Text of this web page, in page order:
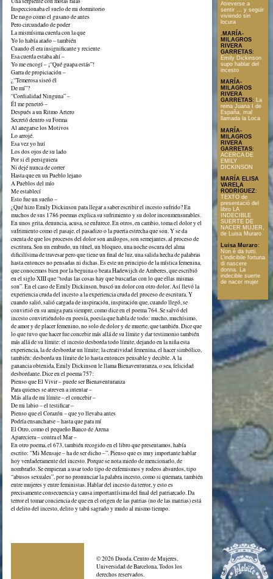
Inspeccionaba el suelo de mi dormitorio
De rasgo como el gusano de antes
Pero circundado de poder
La mismísima cuerda con la que
Yo lo había atado – también
Cuando él era insignificante y reciente
Esa cuerda estaba ahí –
Yo me encogí – ¡“Qué guapa estás”!
Garra de propiciación –
¿“Temerosa siseó él
De mí”?
“Cordialidad Ninguna” –
Él me penetró –
Después a un Ritmo Artero
Secretó dentro su Forma
Al anegarse los Motivos
Lo arrojé.
Esa vez yo huí
Los dos ojos de su lado
Por si él persiguiera
Ni dejé nunca de correr
Hasta que en un Pueblo lejano
A Pueblos del mío
Me establecí
Esto fue un sueño –
¿Qué hizo Emily Dickinson para llegar a saber escribir el incesto sufrido? En
muchos de sus 1786 poemas explica su sufrimiento y su dolor inconmensurables.
En unos grita, denuncia, acusa, se enfurece. En otros, en cambio, toma el dolor y el
sufrimiento como el pasaje, el pasadizo o la puerta estrecha que son. Y se da
cuenta de que los procesos del dolor son análogos, son semejantes, al proceso de
escritura. Son un embudo, un túnel, un bloqueo, una noche oscura del alma
dificilísima de travesar pero que tiene un final de luz, una salida hecha de palabras
hasta entonces no pensadas ni dichas. Es este un principio de la mística femenina,
que conocemos bien por la beguina o beata Hadewijch de Amberes, que escribió
en el siglo XIII que “todas las cosas hay que buscarlas con lo que ellas mismas
son”. En el caso de Emily Dickinson, buscó un dolor con otro dolor. Así llevó la
experiencia cruda del incesto a la experiencia cruda del proceso de escritura. Y
cuando salió, salió cargada de inspiración, inspiración que, cuando llegó, se
convirtió en su amiga para siempre, como dice en el poema 764. Se salvó del
incesto convirtiéndolo en poesía, poesía que habla de todo: mucho, muchísimo,
de amor y de placer femenino, no solo de dolor y de muerte, que también. Dice que
lo que tuvo que hacer fue concebir más allá de su límite y dar testimonio también
más allá de su límite: el incesto desborda todo límite, dejando en la niña esta
experiencia, la de desbordar un límite; la creatividad femenina, el hacer simbólico,
también: desborda un límite de lo hasta entonces pensable y decible. A la
ganancia obtenida, Emily Dickinson le llama Bienaventuranza, o sea, felicidad
desbordante. Dice en el poema 757:
Pienso que El Vivir – puede ser Bienaventuranza
Para quienes se atreven a intentar –
Más alla de mi límite – el concebir –
De mi labio – el testificar –
Pienso que el Corazón – que yo llevaba antes
Podría ensancharse – hasta que para mí
El Otro, como el pequeño Banco de Arena
Apareciera – contra el Mar –
En otro poema, el 673, también recogido en el libro que presentamos, había
escrito: “Mi Mensaje – ha de ser dicho –”. Pienso que es muy importante hablar
hoy verdaderamente del incesto. Porque se nota miedo de mencionarlo, de
nombrarlo. Se empiezan a usar todo tipo de eufemismos y rodeos absurdos, tipo
“abusos sexuales”, por no pronunciar la palabra incesto, como si quemara, también
entre mujeres y entre feministas. Hablar del incesto da terror, y esto es
precisamente consecuencia y causa importantísima del final del patriarcado. Da
terror el tomar conciencia de que en el origen de las patrias (no de las matrias) está
el delito del incesto, delito y tabú sagrado y mudo al mismo tiempo.
© 2026 Duoda. Centro de Mujeres,
Universidad de Barcelona, Todos los
derechos reservados.
Atreverse a
sentir … y seguir
viviendo sin
locura
.MARÍA-
MILAGROS
RIVERA
GARRETAS:
Emily Dickinson
supo hablar del
incesto
MARÍA-
MILAGROS
RIVERA
GARRETAS: La
reina Juana I de
España, mal
llamada la Loca
MARÍA-
MILAGROS
RIVERA
GARRETAS:
ACERCA DE
EMILY
DICKINSON
MARÍA ELISA
VARELA
RODRÍGUEZ:
TEXTO de
presentació del
libro LA
INDECIBLE
SUERTE DE
NACER MUJER,
de Luisa Muraro
Luisa Muraro:
Non è da tutti.
L’indicibile fortuna
di nascere
donna. La
indecible suerte
de nacer mujer